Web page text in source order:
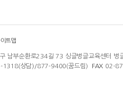
트맵
남부순환로234길 73 싱글벙글교육센터 벙
상담)/877-9400(꿈드림) FAX 02-